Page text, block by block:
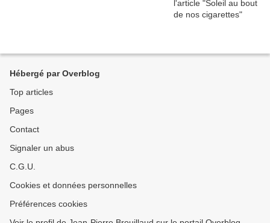
Hébergé par Overblog
Top articles
Pages
Contact
Signaler un abus
C.G.U.
Cookies et données personnelles
Préférences cookies